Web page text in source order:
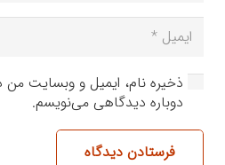
ذخیره نام، ایمیل و وبسایت من
دوباره دیدگاهی می‌نویسم.
فرستادن دیدگاه